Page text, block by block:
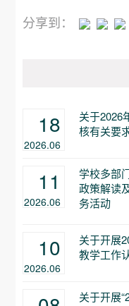
分享到：
18
2026.06
关于2026
核有关要
11
2026.06
学校多部
政策解读
务活动
10
2026.06
关于开展
教学工作
关于开展